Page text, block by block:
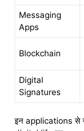
Messaging
Apps
Blockchain
Digital
Signatures
इन applications से